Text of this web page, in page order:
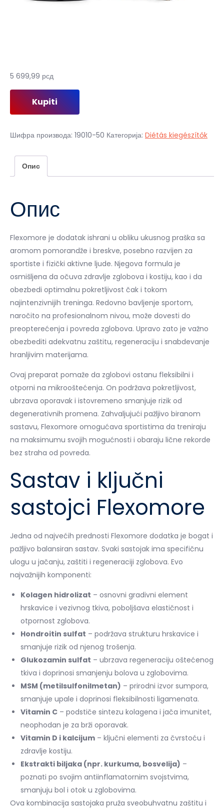
5 699,99 рсд
Kupiti
Шифра производа: 19010-50 Категорија: Diétás kiegészítők
Опис
Опис
Flexomore je dodatak ishrani u obliku ukusnog praška sa
aromom pomorandže i breskve, posebno razvijen za
sportiste i fizički aktivne ljude. Njegova formula je
osmišljena da očuva zdravlje zglobova i kostiju, kao i da
obezbedi optimalnu pokretljivost čak i tokom
najintenzivnijih treninga. Redovno bavljenje sportom,
naročito na profesionalnom nivou, može dovesti do
preopterećenja i povreda zglobova. Upravo zato je važno
obezbediti adekvatnu zaštitu, regeneraciju i snabdevanje
hranljivim materijama.
Ovaj preparat pomaže da zglobovi ostanu fleksibilni i
otporni na mikrooštećenja. On podržava pokretljivost,
ubrzava oporavak i istovremeno smanjuje rizik od
degenerativnih promena. Zahvaljujući pažljivo biranom
sastavu, Flexomore omogućava sportistima da treniraju
na maksimumu svojih mogućnosti i obaraju lične rekorde
bez straha od povreda.
Sastav i ključni
sastojci Flexomore
Jedna od najvećih prednosti Flexomore dodatka je bogat i
pažljivo balansiran sastav. Svaki sastojak ima specifičnu
ulogu u jačanju, zaštiti i regeneraciji zglobova. Evo
najvažnijih komponenti:
Kolagen hidrolizat – osnovni gradivni element
hrskavice i vezivnog tkiva, poboljšava elastičnost i
otpornost zglobova.
Hondroitin sulfat – podržava strukturu hrskavice i
smanjuje rizik od njenog trošenja.
Glukozamin sulfat – ubrzava regeneraciju oštećenog
tkiva i doprinosi smanjenju bolova u zglobovima.
MSM (metilsulfonilmetan) – prirodni izvor sumpora,
smanjuje upale i doprinosi fleksibilnosti ligamenata.
Vitamin C – podstiče sintezu kolagena i jača imunitet,
neophodan je za brži oporavak.
Vitamin D i kalcijum – ključni elementi za čvrstoću i
zdravlje kostiju.
Ekstrakti biljaka (npr. kurkuma, bosvelija) –
poznati po svojim antiinflamatornim svojstvima,
smanjuju bol i otok u zglobovima.
Ova kombinacija sastojaka pruža sveobuhvatnu zaštitu i